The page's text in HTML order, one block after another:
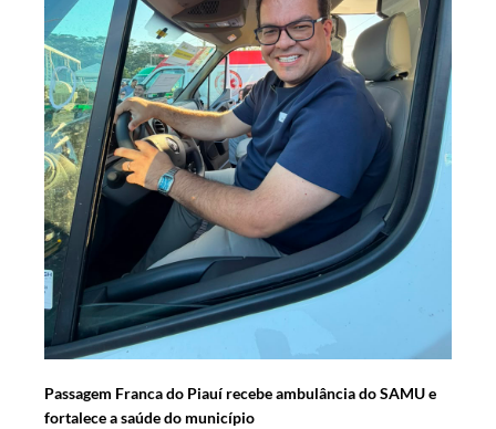
Passagem Franca do Piauí recebe ambulância do SAMU e
fortalece a saúde do município